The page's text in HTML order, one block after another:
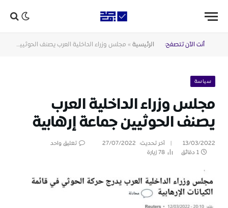
أنت الآن تتصفح: الرئيسية » مجلس وزراء الداخلية العرب يصنف الحوثيين جماعة إرهابية
سياسة
مجلس وزراء الداخلية العرب
يصنف الحوثيين جماعة إرهابية
13/03/2022 آخر تحديث: 27/07/2022
تعليق واحد
1 دقائق
78زيارة